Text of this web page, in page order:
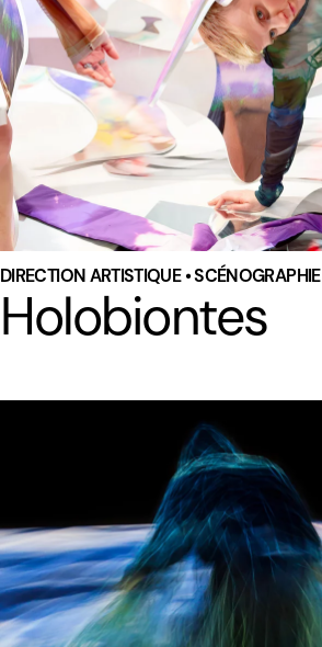
DIRECTION ARTISTIQUE • SCÉNOGRAPHIE
Holobiontes